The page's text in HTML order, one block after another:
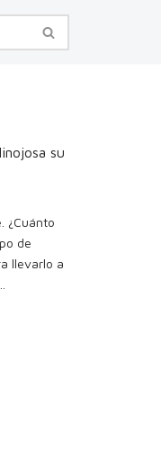
su
¿Cuánto
de
llevarlo a